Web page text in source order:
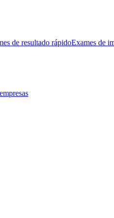
de resultado rápidoExames de